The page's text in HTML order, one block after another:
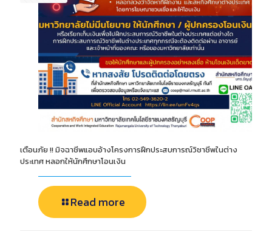
เตือนภัย !! มิจฉาชีพแอบอ้างโครงการฝึกประสบการณ์วิชาชีพในต่าง
ประเทศ หลอกให้นักศึกษาโอนเงิน
Read more